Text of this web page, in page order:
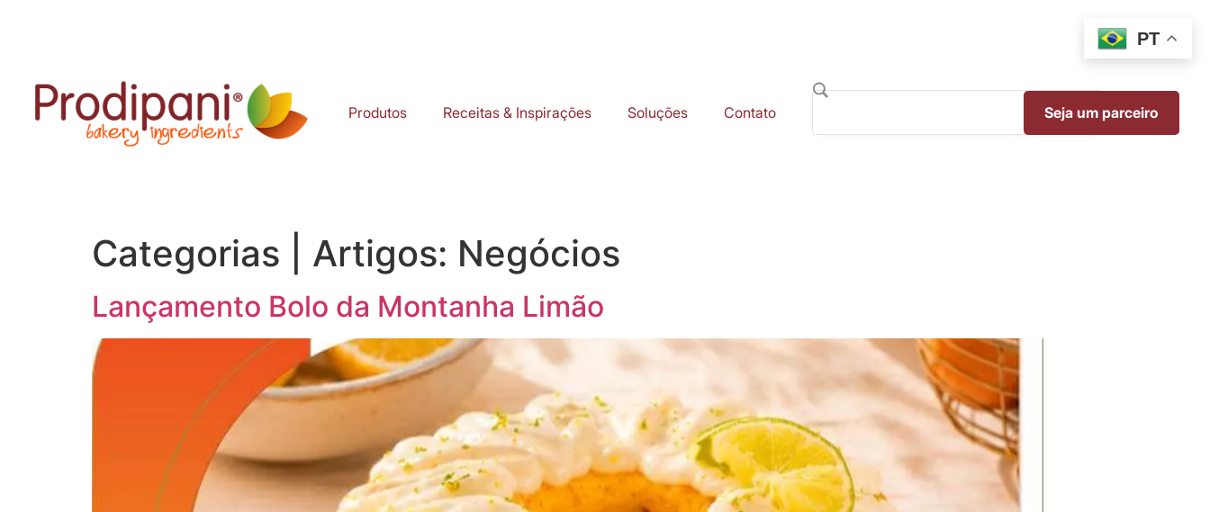
Produtos Receitas & Inspirações Soluções Contato Seja um parceiro
Categorias | Artigos: Negócios
Lançamento Bolo da Montanha Limão
PT